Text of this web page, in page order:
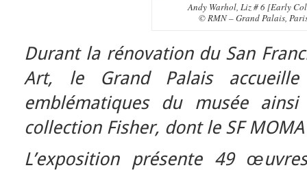
Andy Warhol, Liz # 6 [Early
© RMN – Grand Palais,
Durant la rénovation du San
Art, le Grand Palais
emblématiques du musée
collection Fisher, dont le SF
L’exposition présente 49